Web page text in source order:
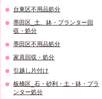
台東区不用品処分
墨田区_土、鉢・プランター回
収・処分
墨田区不用品処分
家具回収・処分
引越し片付け
板橋区_石・砂利・土・鉢・プラ
ンター処分